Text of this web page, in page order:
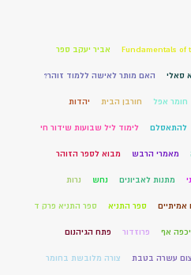
Fundamentals of אביר יעקב ספר
סאלי האם מותר לאישה ללמוד זוהר?
חומר אפל חורבן הבית יהדות
להתאסלם לימוד ליל שבועות שידור חי
מאמרי הרבש מבוא לספר הזוהר
מתנות לאביונים נחש נרות
אמיתיים ספר התניא ספר התניא פרק ד
אף פרוזדור פתח הגיהנום
צום עשרה בטבת צורה מלובשת בחומר